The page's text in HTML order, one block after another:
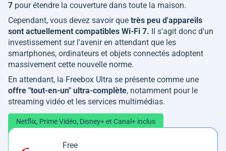
7 pour étendre la couverture dans toute la maison.
Cependant, vous devez savoir que très peu d'appareils
sont actuellement compatibles Wi-Fi 7. Il s'agit donc d'un
investissement sur l'avenir en attendant que les
smartphones, ordinateurs et objets connectés adoptent
massivement cette nouvelle norme.
En attendant, la Freebox Ultra se présente comme une
offre "tout-en-un" ultra-complète, notamment pour le
streaming vidéo et les services multimédias.
Netflix, Prime Vidéo, Disney+ et Canal+ inclus
Free